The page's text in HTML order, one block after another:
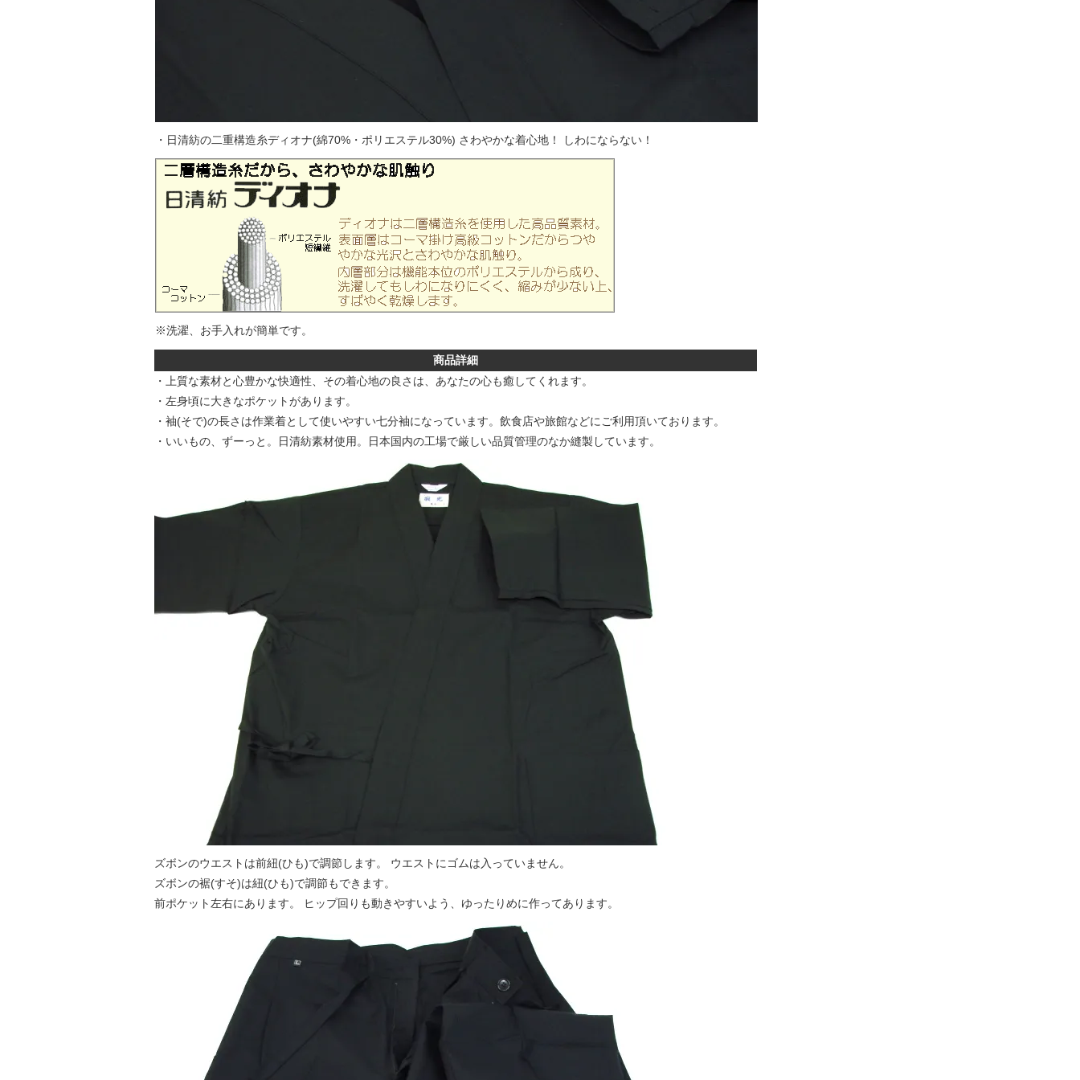
・日清紡の二重構造糸ディオナ(綿70%・ポリエステル30%) さわやかな着心地！ しわにならない！
※洗濯、お手入れが簡単です。
商品詳細
・上質な素材と心豊かな快適性、その着心地の良さは、あなたの心も癒してくれます。
・左身頃に大きなポケットがあります。
・袖(そで)の長さは作業着として使いやすい七分袖になっています。飲食店や旅館などにご利用頂いております。
・いいもの、ずーっと。日清紡素材使用。日本国内の工場で厳しい品質管理のなか縫製しています。
ズボンのウエストは前紐(ひも)で調節します。 ウエストにゴムは入っていません。
ズボンの裾(すそ)は紐(ひも)で調節もできます。
前ポケット左右にあります。 ヒップ回りも動きやすいよう、ゆったりめに作ってあります。